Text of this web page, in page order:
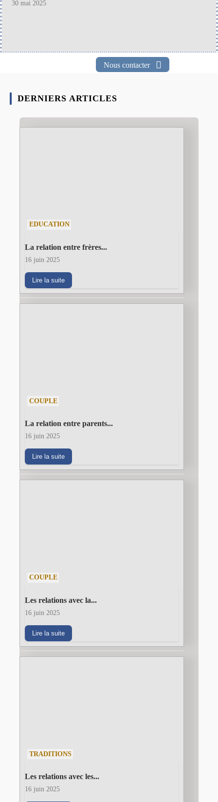
30 mai 2025
Nous contacter
DERNIERS ARTICLES
EDUCATION
La relation entre frères...
16 juin 2025
Lire la suite
COUPLE
La relation entre parents...
16 juin 2025
Lire la suite
COUPLE
Les relations avec la...
16 juin 2025
Lire la suite
TRADITIONS
Les relations avec les...
16 juin 2025